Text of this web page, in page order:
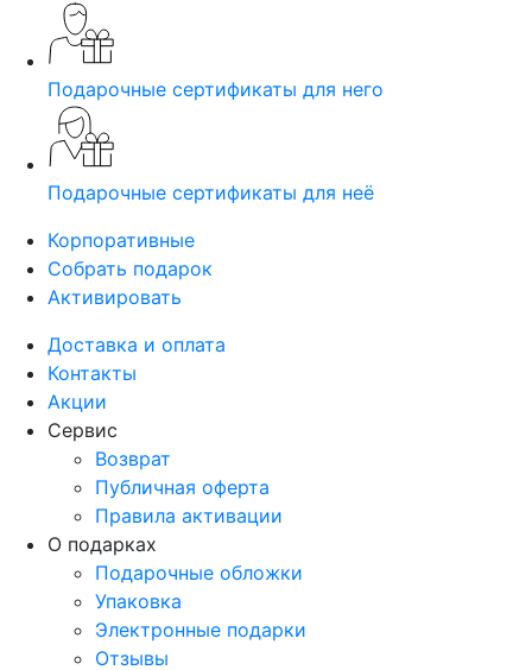
Подарочные сертификаты для него
Подарочные сертификаты для неё
Корпоративные
Собрать подарок
Активировать
Доставка и оплата
Контакты
Акции
Сервис
Возврат
Публичная оферта
Правила активации
О подарках
Подарочные обложки
Упаковка
Электронные подарки
Отзывы